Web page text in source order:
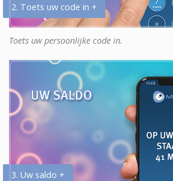
2. Toets uw code in +
Toets uw persoonlijke code in.
3. Uw saldo +